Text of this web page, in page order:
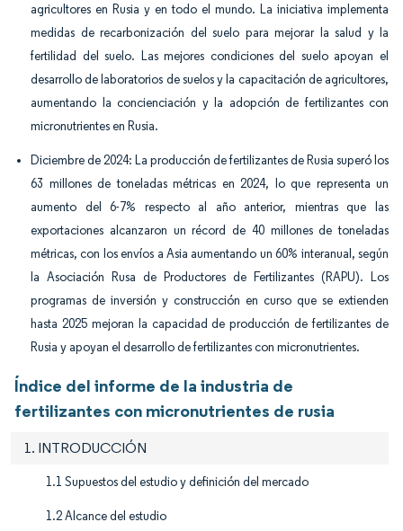
agricultores en Rusia y en todo el mundo. La iniciativa implementa
medidas de recarbonización del suelo para mejorar la salud y la
fertilidad del suelo. Las mejores condiciones del suelo apoyan el
desarrollo de laboratorios de suelos y la capacitación de agricultores,
aumentando la concienciación y la adopción de fertilizantes con
micronutrientes en Rusia.
Diciembre de 2024: La producción de fertilizantes de Rusia superó los
63 millones de toneladas métricas en 2024, lo que representa un
aumento del 6-7% respecto al año anterior, mientras que las
exportaciones alcanzaron un récord de 40 millones de toneladas
métricas, con los envíos a Asia aumentando un 60% interanual, según
la Asociación Rusa de Productores de Fertilizantes (RAPU). Los
programas de inversión y construcción en curso que se extienden
hasta 2025 mejoran la capacidad de producción de fertilizantes de
Rusia y apoyan el desarrollo de fertilizantes con micronutrientes.
Índice del informe de la industria de
fertilizantes con micronutrientes de rusia
1. INTRODUCCIÓN
1.1 Supuestos del estudio y definición del mercado
1.2 Alcance del estudio